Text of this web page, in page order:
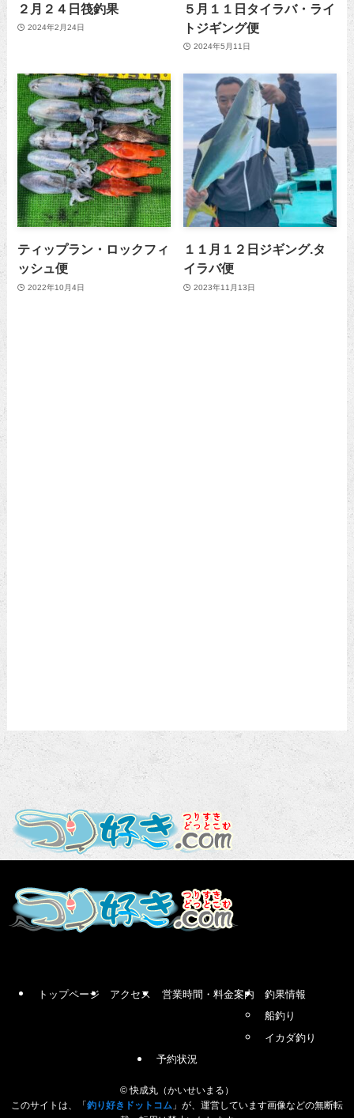
２月２４日筏釣果
2024年2月24日
５月１１日タイラバ・ライ
トジギング便
2024年5月11日
ティップラン・ロックフィ
ッシュ便
2022年10月4日
１１月１２日ジギング.タ
イラバ便
2023年11月13日
トップページ アクセス 営業時間・料金案内
釣果情報
船釣り
イカダ釣り
予約状況
©快成丸（かいせいまる）
このサイトは、「 釣り好きドットコム 」が、運営しています画像などの無断転